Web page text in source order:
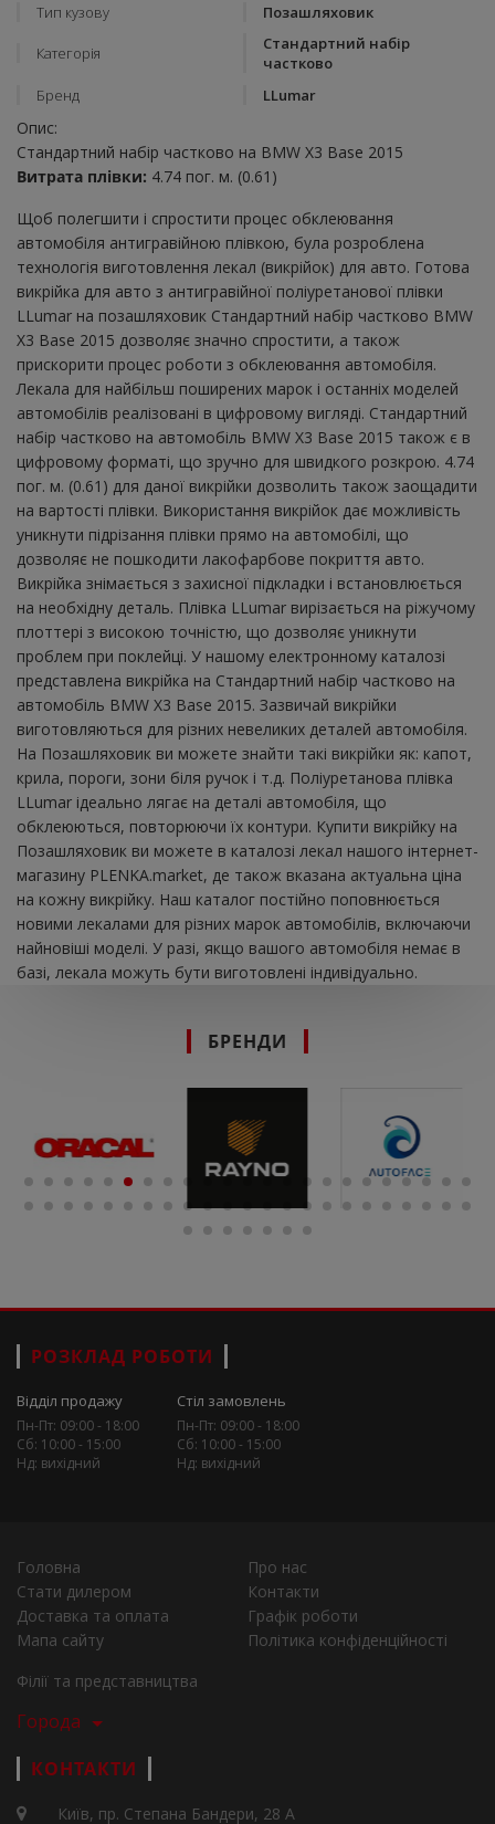
Тип кузову
Позашляховик
Категорія
Стандартний набір
частково
Бренд
LLumar
Опис:
Стандартний набір частково на BMW X3 Base 2015
Витрата плівки: 4.74 пог. м. (0.61)
Щоб полегшити і спростити процес обклеювання
автомобіля антигравійною плівкою, була розроблена
технологія виготовлення лекал (викрійок) для авто. Готова
викрійка для авто з антигравійної поліуретанової плівки
LLumar на позашляховик Стандартний набір частково BMW
X3 Base 2015 дозволяє значно спростити, а також
прискорити процес роботи з обклеювання автомобіля.
Лекала для найбільш поширених марок і останніх моделей
автомобілів реалізовані в цифровому вигляді. Стандартний
набір частково на автомобіль BMW X3 Base 2015 також є в
цифровому форматі, що зручно для швидкого розкрою. 4.74
пог. м. (0.61) для даної викрійки дозволить також заощадити
на вартості плівки. Використання викрійок дає можливість
уникнути підрізання плівки прямо на автомобілі, що
дозволяє не пошкодити лакофарбове покриття авто.
Викрійка знімається з захисної підкладки і встановлюється
на необхідну деталь. Плівка LLumar вирізається на ріжучому
плоттері з високою точністю, що дозволяє уникнути
проблем при поклейці. У нашому електронному каталозі
представлена ​​викрійка на Стандартний набір частково на
автомобіль BMW X3 Base 2015. Зазвичай викрійки
виготовляються для різних невеликих деталей автомобіля.
На Позашляховик ви можете знайти такі викрійки як: капот,
крила, пороги, зони біля ручок і т.д. Поліуретанова плівка
LLumar ідеально лягає на деталі автомобіля, що
обклеюються, повторюючи їх контури. Купити викрійку на
Позашляховик ви можете в каталозі лекал нашого інтернет-
магазину PLENKA.market, де також вказана актуальна ціна
на кожну викрійку. Наш каталог постійно поповнюється
новими лекалами для різних марок автомобілів, включаючи
найновіші моделі. У разі, якщо вашого автомобіля немає в
базі, лекала можуть бути виготовлені індивідуально.
БРЕНДИ
РОЗКЛАД РОБОТИ
Відділ продажу
Пн-Пт: 09:00 - 18:00
Сб: 10:00 - 15:00
Нд: вихідний
Стіл замовлень
Пн-Пт: 09:00 - 18:00
Сб: 10:00 - 15:00
Нд: вихідний
Головна
Про нас
Стати дилером
Контакти
Доставка та оплата
Графік роботи
Мапа сайту
Політика конфіденційності
Філії та представництва
Города
КОНТАКТИ
Київ, пр. Степана Бандери, 28 А